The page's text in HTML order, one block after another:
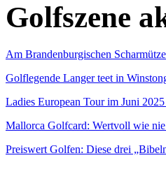
Golfszene
Am Brandenburgischen
Golflegende Langer teet in
Ladies European Tour im Juni
Mallorca Golfcard: Wertvoll wie
Preiswert Golfen: Diese drei